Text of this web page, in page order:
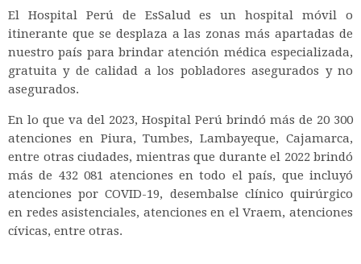
El Hospital Perú de EsSalud es un hospital móvil o
itinerante que se desplaza a las zonas más apartadas de
nuestro país para brindar atención médica especializada,
gratuita y de calidad a los pobladores asegurados y no
asegurados.
En lo que va del 2023, Hospital Perú brindó más de 20 300
atenciones en Piura, Tumbes, Lambayeque, Cajamarca,
entre otras ciudades, mientras que durante el 2022 brindó
más de 432 081 atenciones en todo el país, que incluyó
atenciones por COVID-19, desembalse clínico quirúrgico
en redes asistenciales, atenciones en el Vraem, atenciones
cívicas, entre otras.